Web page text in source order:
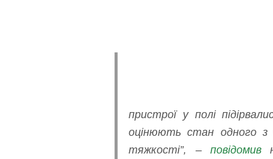
пристрої у полі
оцінюють стан одного з
тяжкості”, – повідомив